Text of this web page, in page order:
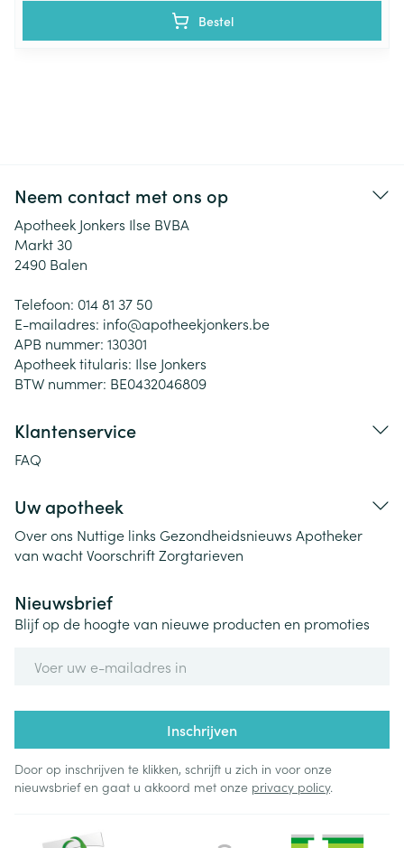
Bestel
Neem contact met ons op
Apotheek Jonkers Ilse BVBA
Markt 30
2490 Balen
Telefoon: 014 81 37 50
E-mailadres: info@apotheekjonkers.be
APB nummer: 130301
Apotheek titularis: Ilse Jonkers
BTW nummer: BE0432046809
Klantenservice
FAQ
Uw apotheek
Over ons Nuttige links Gezondheidsnieuws Apotheker
van wachtVoorschriftZorgtarieven
Nieuwsbrief
Blijf op de hoogte van nieuwe producten en promoties
Inschrijven
Door op inschrijven te klikken, schrijft u zich in voor onze
nieuwsbrief en gaat u akkoord met onze privacy policy.